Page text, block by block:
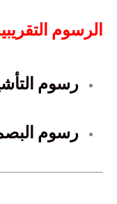
الرسوم
رسوم التأشيرة: 100
رسوم البصمة: 85